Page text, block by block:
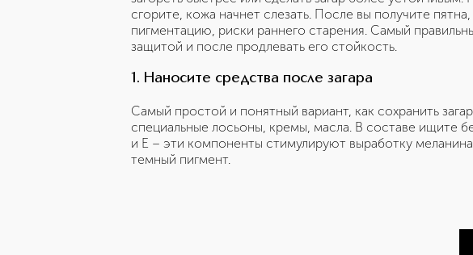
сгорите, кожа начнет слезать. После вы получите
пигментацию, риски раннего старения. Самый
защитой и после продлевать его стойкость.
1. Наносите средства после загара
Самый простой и понятный вариант, как сохранить
специальные лосьоны, кремы, масла. В составе ищите
и Е – эти компоненты стимулируют выработку
темный пигмент.